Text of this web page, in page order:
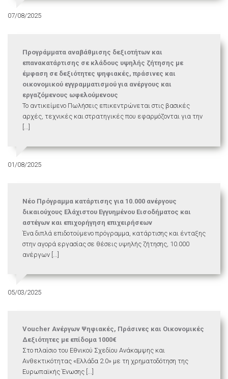
07/08/2025
Προγράμματα αναβάθμισης δεξιοτήτων και
επανακατάρτισης σε κλάδους υψηλής ζήτησης με
έμφαση σε δεξιότητες ψηφιακές, πράσινες και
οικονομικού εγγραμματισμού για ανέργους και
εργαζόμενους ωφελούμενους
Το αντικείμενο Πωλήσεις επικεντρώνεται στις βασικές
αρχές, τεχνικές και στρατηγικές που εφαρμόζονται για την
[...]
01/08/2025
Νέο Πρόγραμμα κατάρτισης για 10.000 ανέργους
δικαιούχους Ελάχιστου Εγγυημένου Εισοδήματος και
αστέγων και επιχορήγηση επιχειρήσεων
Ένα διπλά επιδοτούμενο πρόγραμμα, κατάρτισης και ένταξης
στην αγορά εργασίας σε θέσεις υψηλής ζήτησης, 10.000
ανέργων [...]
05/03/2025
Voucher Ανέργων Ψηφιακές, Πράσινες και Οικονομικές
Δεξιότητες με επίδομα 1000€
Στο πλαίσιο του Εθνικού Σχεδίου Ανάκαμψης και
Ανθεκτικότητας «Ελλάδα 2.0» με τη χρηματοδότηση της
Ευρωπαϊκής Ένωσης [...]